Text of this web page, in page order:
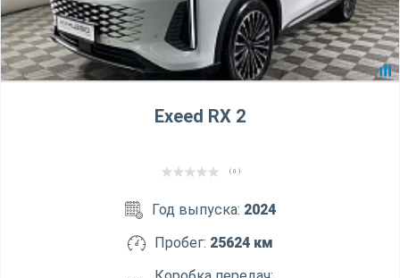
Exeed RX 2
( 0 )
Год выпуска: 2024
Пробег: 25624 км